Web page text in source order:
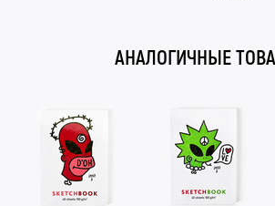
АНАЛОГИЧНЫЕ